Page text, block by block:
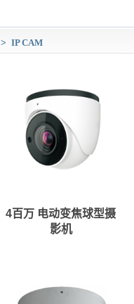
> IP CAM
4百万 电动变焦球型摄
影机